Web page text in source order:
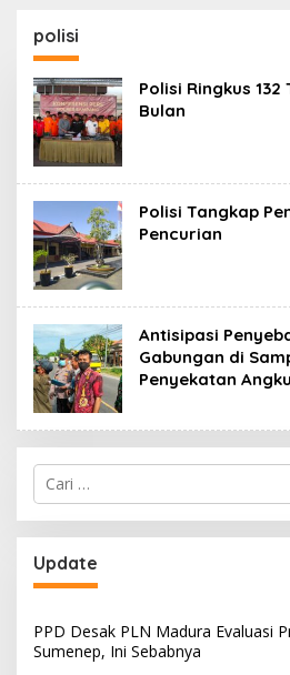
Madura II Perkuat
Sinergi dengan
Nelayan Sampang
polisi
Polisi Ringkus
Bulan
Polisi Tangkap
Pencurian
Antisipasi
Gabungan di
Penyekatan
Cari
untuk:
Update
PPD Desak PLN Madura Evaluasi
Sumenep, Ini Sebabnya